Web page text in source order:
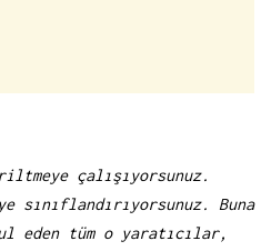
çalışıyorsunuz.
sınıflandırıyorsunuz. Buna
eden tüm o yaratıcılar,